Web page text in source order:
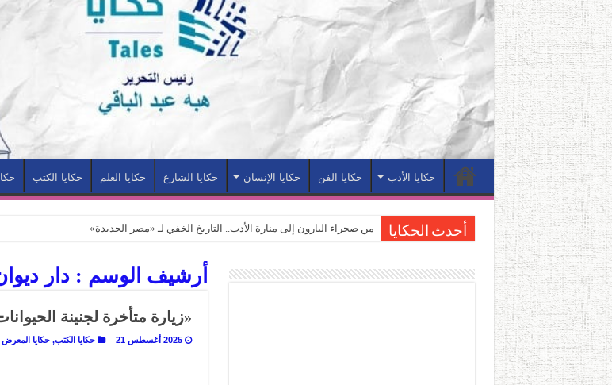
حكايا الأدب حكايا الفن حكايا الإنسان حكايا الشارع حكايا العلم حكايا الكتب
أحدث الحكايا من صحراء البارون إلى منارة الأدب.. التاريخ الخفي لـ «مصر الجديدة»
القاهرة «ألف ليلة وليلة».. كيف يتحول المكان إلى بطل في روايات مريم عبد العزيز؟
القاهرة «ألف ليلة وليلة».. كيف يتحول المكان إلى بطل في روايات مريم عبد العزيز؟ (الجزء
حين يتنفس الحجر.. المكان كبطل في أدب مريم عبد العزيز
أرشيف الوسم :دار
«زيارة متأخرة لجنينة
2025 أغسطس 21 حكايا الكتب,حكايا المعرض